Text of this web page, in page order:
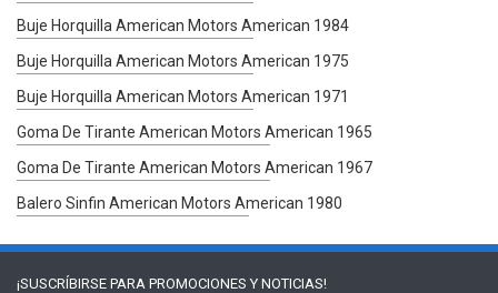
Buje Horquilla American Motors American 1984
Buje Horquilla American Motors American 1975
Buje Horquilla American Motors American 1971
Goma De Tirante American Motors American 1965
Goma De Tirante American Motors American 1967
Balero Sinfin American Motors American 1980
¡SUSCRÍBIRSE PARA PROMOCIONES Y NOTICIAS!